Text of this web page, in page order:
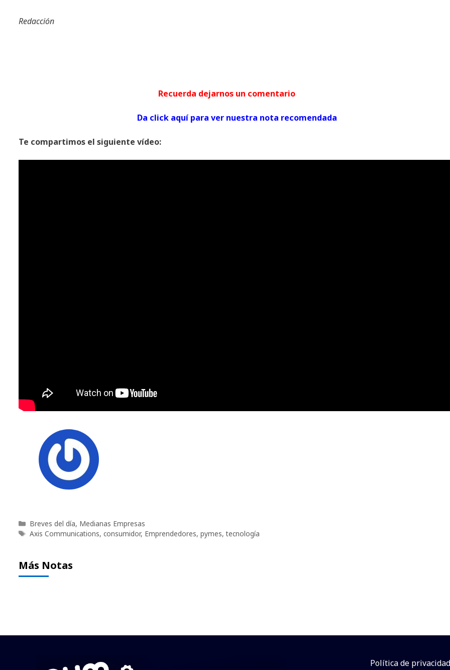
Redacción
Recuerda dejarnos un comentario
Da click aquí para ver nuestra nota recomendada
Te compartimos el siguiente vídeo:
Categorías
Breves del día, Medianas Empresas
Etiquetas
Axis Communications, consumidor, Emprendedores, pymes,tecnología
Más Notas
Política de privacidad